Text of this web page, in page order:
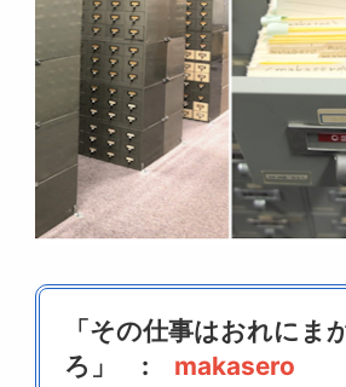
「その仕事はおれにま
ろ」 : makasero